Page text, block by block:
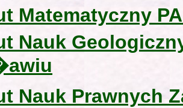
Matematyczny
Nauk
Nauk Prawnych